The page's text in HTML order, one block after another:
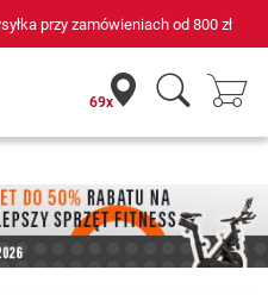
69 sklepów fitness i 75
69x